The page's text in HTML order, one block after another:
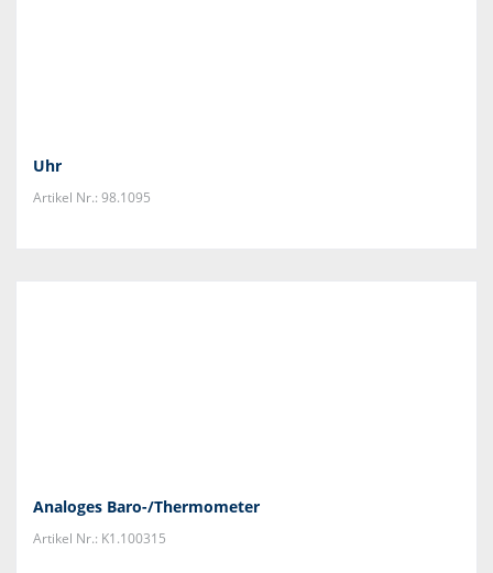
Uhr
Artikel Nr.: 98.1095
Analoges Baro-/Thermometer
Artikel Nr.: K1.100315